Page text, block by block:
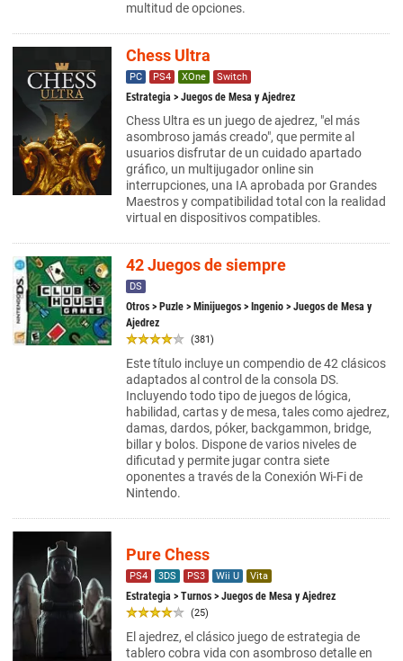
multitud de opciones.
Chess Ultra
PC PS4 XOne Switch
Estrategia > Juegos de Mesa y Ajedrez
Chess Ultra es un juego de ajedrez, "el más
asombroso jamás creado", que permite al
usuarios disfrutar de un cuidado apartado
gráfico, un multijugador online sin
interrupciones, una IA aprobada por Grandes
Maestros y compatibilidad total con la realidad
virtual en dispositivos compatibles.
42 Juegos de siempre
DS
Otros > Puzle > Minijuegos > Ingenio > Juegos de Mesa y
Ajedrez
(381)
Este título incluye un compendio de 42 clásicos
adaptados al control de la consola DS.
Incluyendo todo tipo de juegos de lógica,
habilidad, cartas y de mesa, tales como ajedrez,
damas, dardos, póker, backgammon, bridge,
billar y bolos. Dispone de varios niveles de
dificutad y permite jugar contra siete
oponentes a través de la Conexión Wi-Fi de
Nintendo.
Pure Chess
PS4 3DS PS3 Wii U Vita
Estrategia > Turnos > Juegos de Mesa y Ajedrez
(25)
El ajedrez, el clásico juego de estrategia de
tablero cobra vida con asombroso detalle en